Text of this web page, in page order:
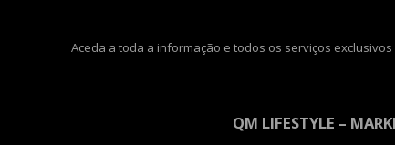
Aceda a toda a informação e todos os serviços exclusivos
QM LIFESTYLE –